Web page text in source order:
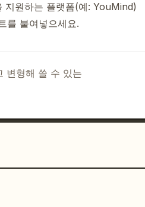
지원하는 플랫폼(예: YouMind)
를 붙여넣으세요.
변형해 쓸 수 있는